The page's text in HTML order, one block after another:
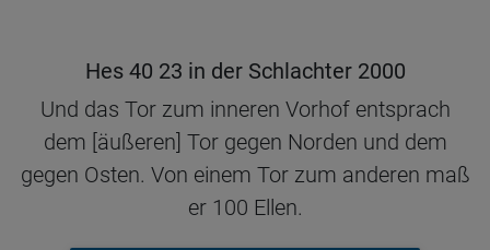
Hes 40 23 in der Schlachter 2000
Und das Tor zum inneren Vorhof entsprach
dem [äußeren] Tor gegen Norden und dem
gegen Osten. Von einem Tor zum anderen maß
er 100 Ellen.